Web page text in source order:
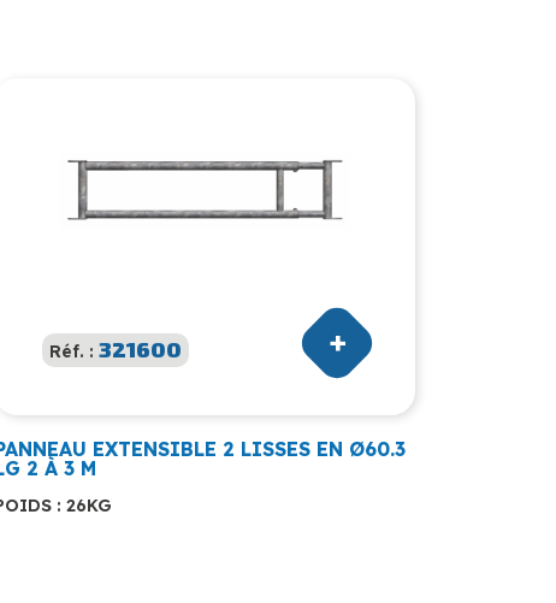
Réf. : 321600
EXTENSIBLE 2 LISSES EN Ø60.3
2 À 3 M
: 26KG